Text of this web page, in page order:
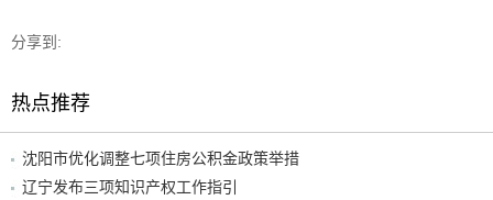
分享到:
热点推荐
沈阳市优化调整七项住房公积金政策举措
辽宁发布三项知识产权工作指引